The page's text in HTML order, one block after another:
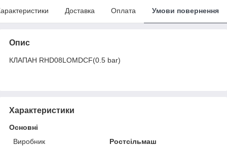
Доставка Оплата Умови повернення
Опис
КЛАПАН RHD08LOMDCF(0.5 bar)
Характеристики
Основні
Виробник
Ростсільмаш